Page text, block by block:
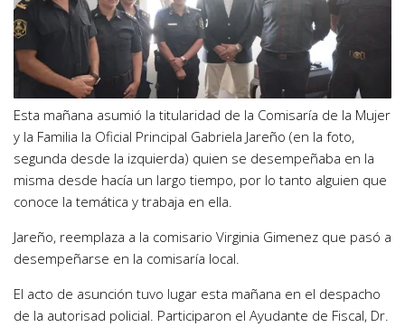
Esta mañana asumió la titularidad de la Comisaría de la Mujer
y la Familia la Oficial Principal Gabriela Jareño (en la foto,
segunda desde la izquierda) quien se desempeñaba en la
misma desde hacía un largo tiempo, por lo tanto alguien que
conoce la temática y trabaja en ella.
Jareño, reemplaza a la comisario Virginia Gimenez que pasó a
desempeñarse en la comisaría local.
El acto de asunción tuvo lugar esta mañana en el despacho
de la autorisad policial. Participaron el Ayudante de Fiscal, Dr.